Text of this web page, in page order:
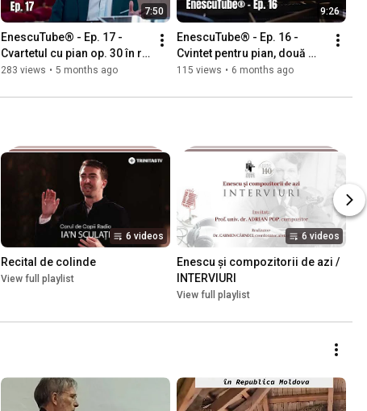
7:50
EnescuTube® - Ep. 17 -
Cvartetul cu pian op. 30 în re
minor
283 views • 5 months ago
9:26
EnescuTube® - Ep. 16 -
Cvintet pentru pian, două
viori, violă și violoncel, în la
115 views • 6 months ago
6 videos
Recital de colinde
View full playlist
6 videos
Enescu și compozitorii de azi /
INTERVIURI
View full playlist